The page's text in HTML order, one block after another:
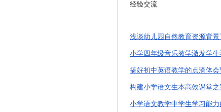
经验交流
浅谈幼儿园自然教育资源背
小学四年级音乐教学激发学
搞好初中英语教学的点滴体
构建小学语文生本高效课堂
小学语文教学中学生学习能